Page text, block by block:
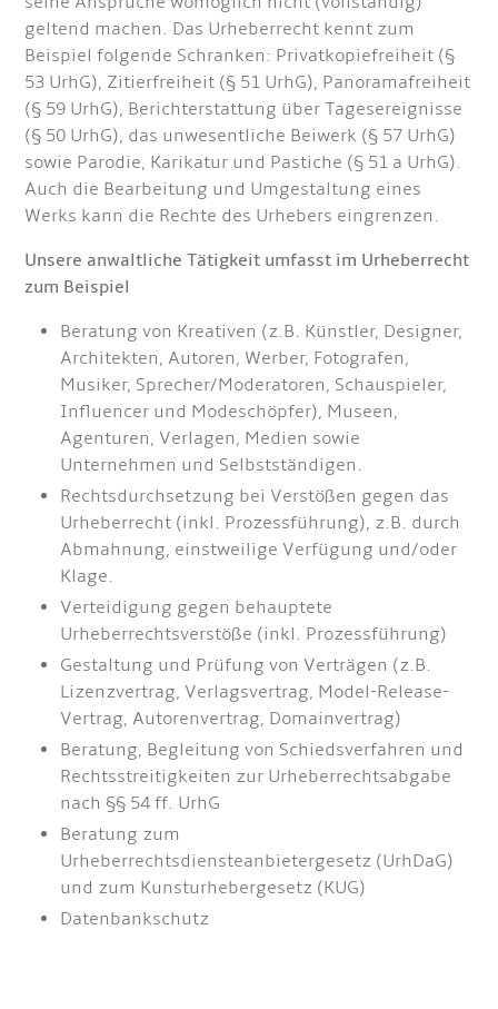
geltend machen. Das Urheberrecht kennt zum
Beispiel folgende Schranken: Privatkopiefreiheit (§
53 UrhG), Zitierfreiheit (§ 51 UrhG), Panoramafreiheit
(§ 59 UrhG), Berichterstattung über Tagesereignisse
(§ 50 UrhG), das unwesentliche Beiwerk (§ 57 UrhG)
sowie Parodie, Karikatur und Pastiche (§ 51 a UrhG).
Auch die Bearbeitung und Umgestaltung eines
Werks kann die Rechte des Urhebers eingrenzen.
Unsere anwaltliche Tätigkeit umfasst im Urheberrecht
zum Beispiel
Beratung von Kreativen (z.B. Künstler, Designer,
Architekten, Autoren, Werber, Fotografen,
Musiker, Sprecher/Moderatoren, Schauspieler,
Influencer und Modeschöpfer), Museen,
Agenturen, Verlagen, Medien sowie
Unternehmen und Selbstständigen.
Rechtsdurchsetzung bei Verstößen gegen das
Urheberrecht (inkl. Prozessführung), z.B. durch
Abmahnung, einstweilige Verfügung und/oder
Klage.
Verteidigung gegen behauptete
Urheberrechtsverstöße (inkl. Prozessführung)
Gestaltung und Prüfung von Verträgen (z.B.
Lizenzvertrag, Verlagsvertrag, Model-Release-
Vertrag, Autorenvertrag, Domainvertrag)
Beratung, Begleitung von Schiedsverfahren und
Rechtsstreitigkeiten zur Urheberrechtsabgabe
nach §§ 54 ff. UrhG
Beratung zum
Urheberrechtsdiensteanbietergesetz (UrhDaG)
und zum Kunsturhebergesetz (KUG)
Datenbankschutz